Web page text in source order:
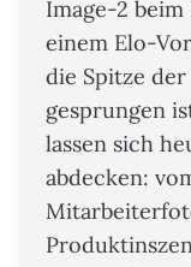
Image-2
einem Elo-
die Spitze
gesprungen
lassen sich
abdecken: